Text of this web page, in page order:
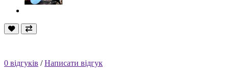
0 відгуків /Написати відгук